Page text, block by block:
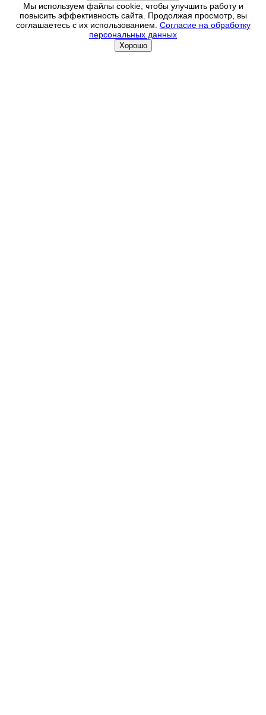
Мы используем файлы cookie, чтобы улучшить работу и
повысить эффективность сайта. Продолжая просмотр, вы
соглашаетесь с их использованием. Согласие на обработку
персональных данных
Хорошо